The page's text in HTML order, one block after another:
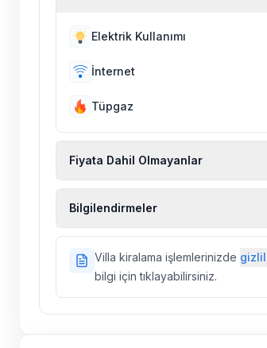
Elektrik Kullanımı
İnternet
Tüpgaz
Fiyata Dahil Olmayanlar
Bilgilendirmeler
ilaçlama yapılmaktadır. Buna
vs. bulunma ihtimali vardır.
Villalarımızın bulunmuş olduğu
Villa kiralama işlemlerinizde
bilgi için tıklayabilirsiniz.